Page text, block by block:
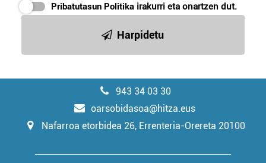
Pribatutasun Politika irakurri eta onartzen dut.
Harpidetu
943 34 03 30
oarsobidasoa@hitza.eus
Nafarroa etorbidea 26, Errenteria-Orereta 20100